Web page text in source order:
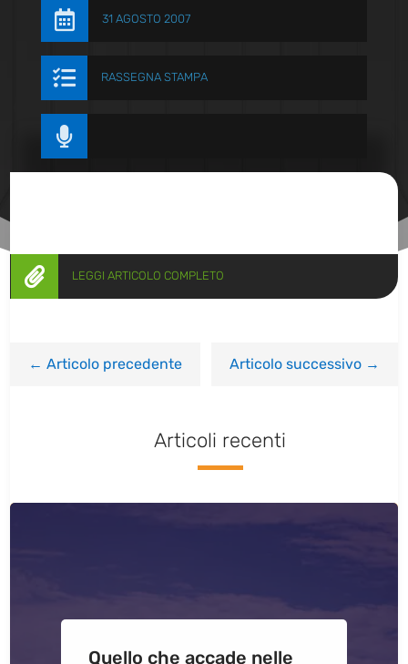
 31 AGOSTO 2007
 RASSEGNA STAMPA

 LEGGI ARTICOLO COMPLETO
←Articolo precedente Articolo successivo→
Articoli recenti
Quello che accade nelle